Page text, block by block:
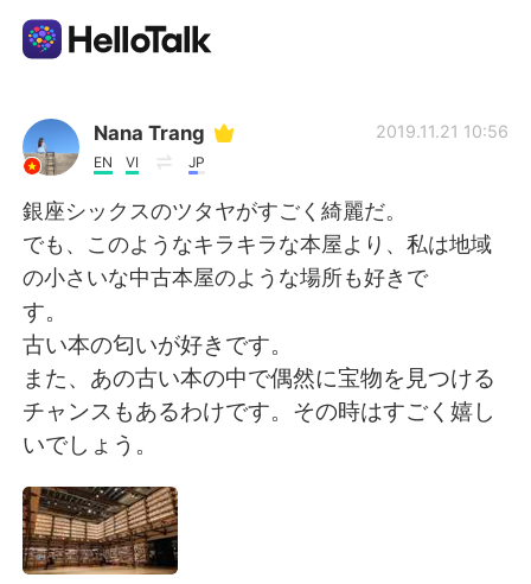
Приложение для Языкового Обмена
AI Grammar Checker
Русский
English 简体中文
繁體中文 Español
Deutsch
Nana Trang
EN VI JP
2019.11.21 10:56
銀座シックスのツタヤがすごく綺麗だ。
でも、このようなキラキラな本屋より、私は地域
の小さいな中古本屋のような場所も好きで
す。
古い本の匂いが好きです。
また、あの古い本の中で偶然に宝物を見つける
チャンスもあるわけです。その時はすごく嬉し
いでしょう。